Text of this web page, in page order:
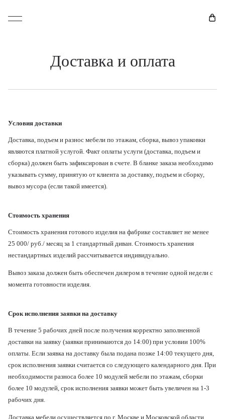
Доставка и оплата
Условия доставки
Доставка, подъем и разнос мебели по этажам, сборка, вывоз упаковки
являются платной услугой. Факт оплаты услуги (доставка, подъем и
сборка) должен быть зафиксирован в счете. В бланке заказа необходимо
указывать сумму, принятую от клиента за доставку, подъем и сборку,
вывоз мусора (если такой имеется).
Стоимость хранения
Стоимость хранения готового изделия на фабрике составляет не менее
25 000/ руб./ месяц за 1 стандартный диван. Стоимость хранения
нестандартных изделий рассчитывается индивидуально.
Вывоз заказа должен быть обеспечен дилером в течение одной недели с
момента готовности изделия.
Срок исполнения заявки на доставку
В течение 5 рабочих дней после получения корректно заполненной
доставки на заявку (заявки принимаются до 14:00) при условии 100%
оплаты. Если заявка на доставку была подана позже 14:00 текущего дня,
срок исполнения заявки считается со следующего календарного дня. При
необходимости разноса более 10 модулей мебели по этажам, сборки
более 10 модулей, срок исполнения заявки может быть увеличен на 1-3
рабочих дня.
Доставка мебели осуществляется по г. Москве и Московской области